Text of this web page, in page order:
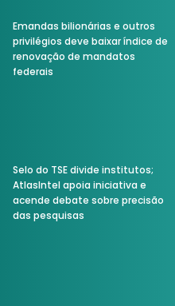
Emandas bilionárias e outros
privilégios deve baixar índice de
renovação de mandatos
federais
Selo do TSE divide institutos;
AtlasIntel apoia iniciativa e
acende debate sobre precisão
das pesquisas